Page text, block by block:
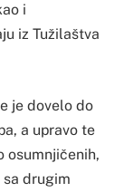
i
iz Tužilaštva
je dovelo do
a upravo te
osumnjičenih,
sa drugim